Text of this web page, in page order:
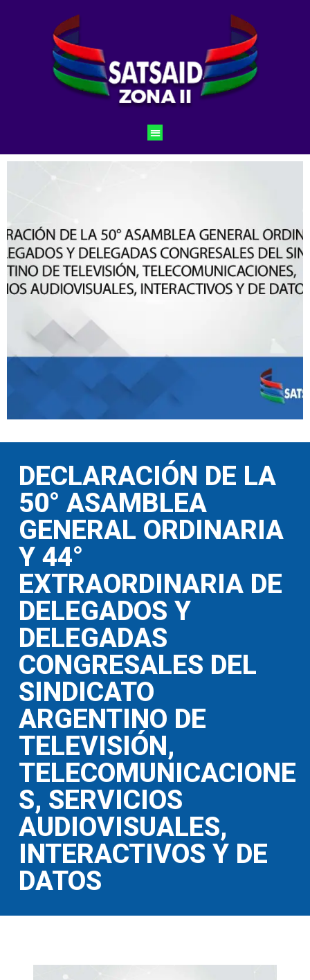
DECLARACIÓN DE LA
50° ASAMBLEA
GENERAL ORDINARIA
Y 44°
EXTRAORDINARIA DE
DELEGADOS Y
DELEGADAS
CONGRESALES DEL
SINDICATO
ARGENTINO DE
TELEVISIÓN,
TELECOMUNICACIONE
S, SERVICIOS
AUDIOVISUALES,
INTERACTIVOS Y DE
DATOS